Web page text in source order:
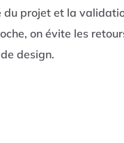
projet et la
on évite les
design.